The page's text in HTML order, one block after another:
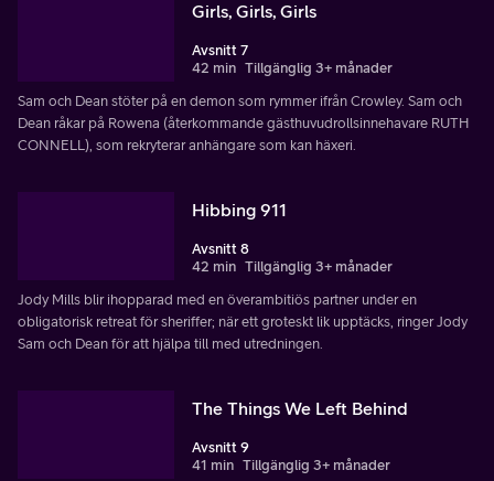
Girls, Girls, Girls
Avsnitt 7
42 min Tillgänglig 3+ månader
Sam och Dean stöter på en demon som rymmer ifrån Crowley. Sam och
Dean råkar på Rowena (återkommande gästhuvudrollsinnehavare RUTH
CONNELL), som rekryterar anhängare som kan häxeri.
Hibbing 911
Avsnitt 8
42 min Tillgänglig 3+ månader
Jody Mills blir ihopparad med en överambitiös partner under en
obligatorisk retreat för sheriffer; när ett groteskt lik upptäcks, ringer Jody
Sam och Dean för att hjälpa till med utredningen.
The Things We Left Behind
Avsnitt 9
41 min Tillgänglig 3+ månader